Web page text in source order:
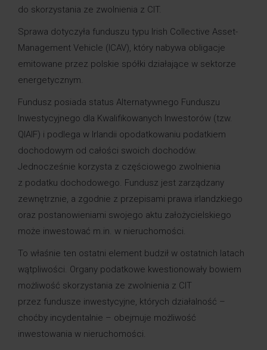
do skorzystania ze zwolnienia z CIT.
Sprawa dotyczyła funduszu typu Irish Collective Asset-
Management Vehicle (ICAV), który nabywa obligacje
emitowane przez polskie spółki działające w sektorze
energetycznym.
Fundusz posiada status Alternatywnego Funduszu
Inwestycyjnego dla Kwalifikowanych Inwestorów (tzw.
QIAIF) i podlega w Irlandii opodatkowaniu podatkiem
dochodowym od całości swoich dochodów.
Jednocześnie korzysta z częściowego zwolnienia
z podatku dochodowego. Fundusz jest zarządzany
zewnętrznie, a zgodnie z przepisami prawa irlandzkiego
oraz postanowieniami swojego aktu założycielskiego
może inwestować m.in. w nieruchomości.
To właśnie ten ostatni element budził w ostatnich latach
wątpliwości. Organy podatkowe kwestionowały bowiem
możliwość skorzystania ze zwolnienia z CIT
przez fundusze inwestycyjne, których działalność –
choćby incydentalnie – obejmuje możliwość
inwestowania w nieruchomości.